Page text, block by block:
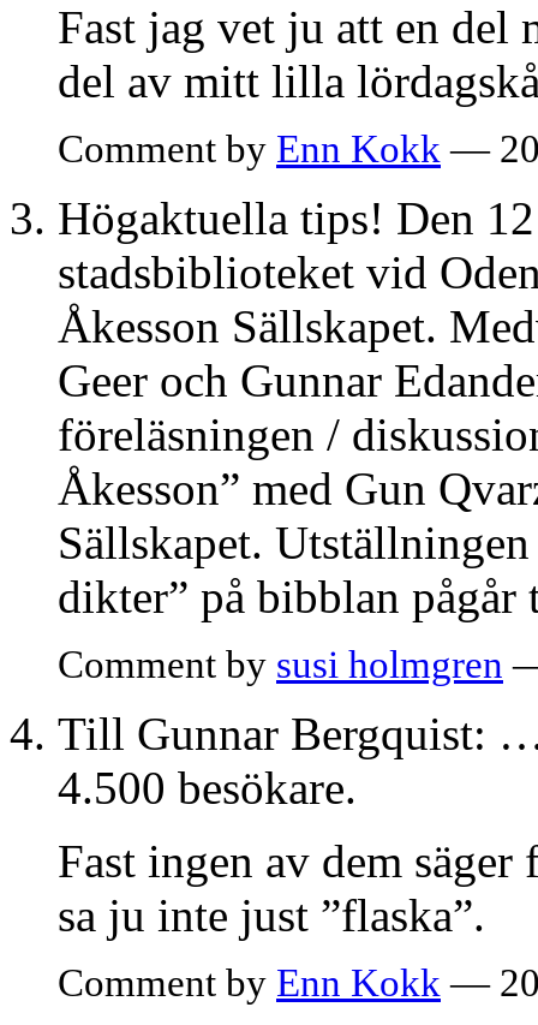
Fast jag vet ju att en del
del av mitt lilla
Comment by Enn Kokk —
Högaktuella tips! Den
stadsbiblioteket vid
Åkesson Sällskapet.
Geer och Gunnar
föreläsningen /
Åkesson” med Gun
Sällskapet.
dikter” på bibblan pågår
Comment by susi holmgren
Till Gunnar Bergquist:
4.500 besökare.
Fast ingen av dem
sa ju inte just ”flaska”.
Comment by Enn Kokk —